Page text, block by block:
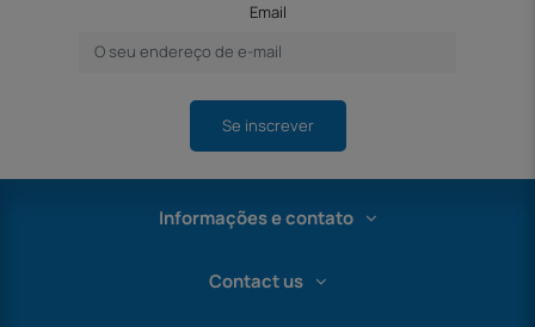
Email
Se inscrever
Informações e contato
Contact us